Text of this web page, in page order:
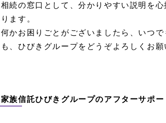
1.
1
相
続・
家族
プよ
:
続の窓口として、分かりやすい説明を
ます。
何かお困りごとがございましたら、いつ
、ひびきグループをどうぞよろしくお願
族信託ひびきグループのアフターサポー